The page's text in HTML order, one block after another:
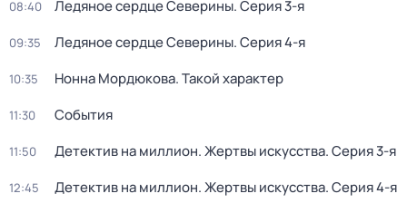
08:40 Ледяное сердце Северины. Серия 3-я
09:35 Ледяное сердце Северины. Серия 4-я
10:35 Нонна Мордюкова. Такой характер
11:30 События
11:50 Детектив на миллион. Жертвы искусства. Серия 3-я
12:45 Детектив на миллион. Жертвы искусства. Серия 4-я